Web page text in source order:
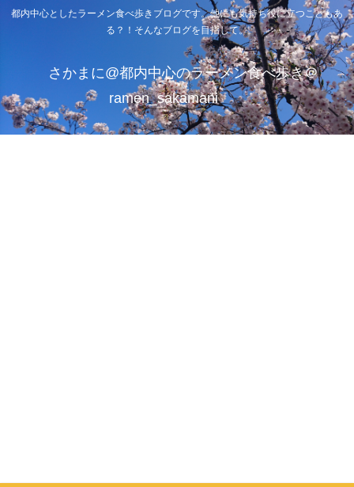
都内中心としたラーメン食べ歩きブログです。他にも気持ち役に立つこともあ
る？！そんなブログを目指して。
さかまに@都内中心のラーメン食べ歩き＠
ramen_sakamani